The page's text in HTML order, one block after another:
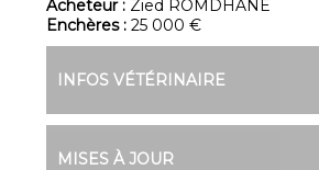
Acheteur : Zied ROMDHANE
Enchères :25 000 €
INFOS VÉTÉRINAIRE
MISES À JOUR